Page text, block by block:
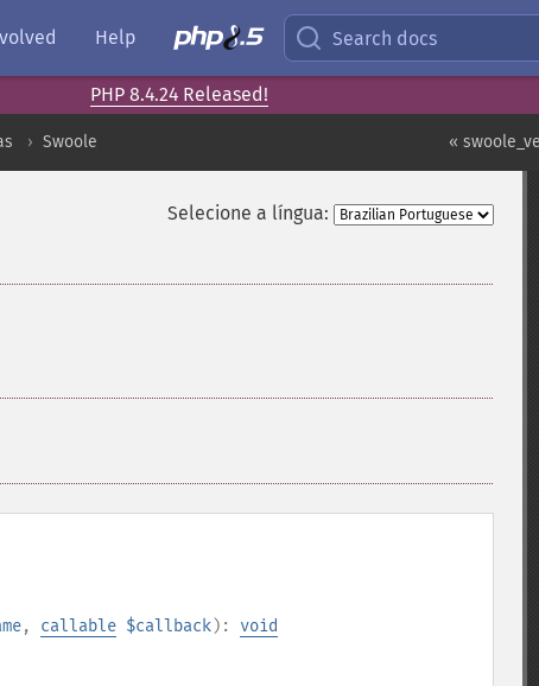
Help Search docs
PHP 8.4.24 Released!
«
Swoole
Selecione a língua:
, callable $callback): void